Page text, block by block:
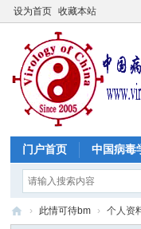
设为首页 收藏本站
门户首页 中国病毒
› 此情可待bm › 个人资